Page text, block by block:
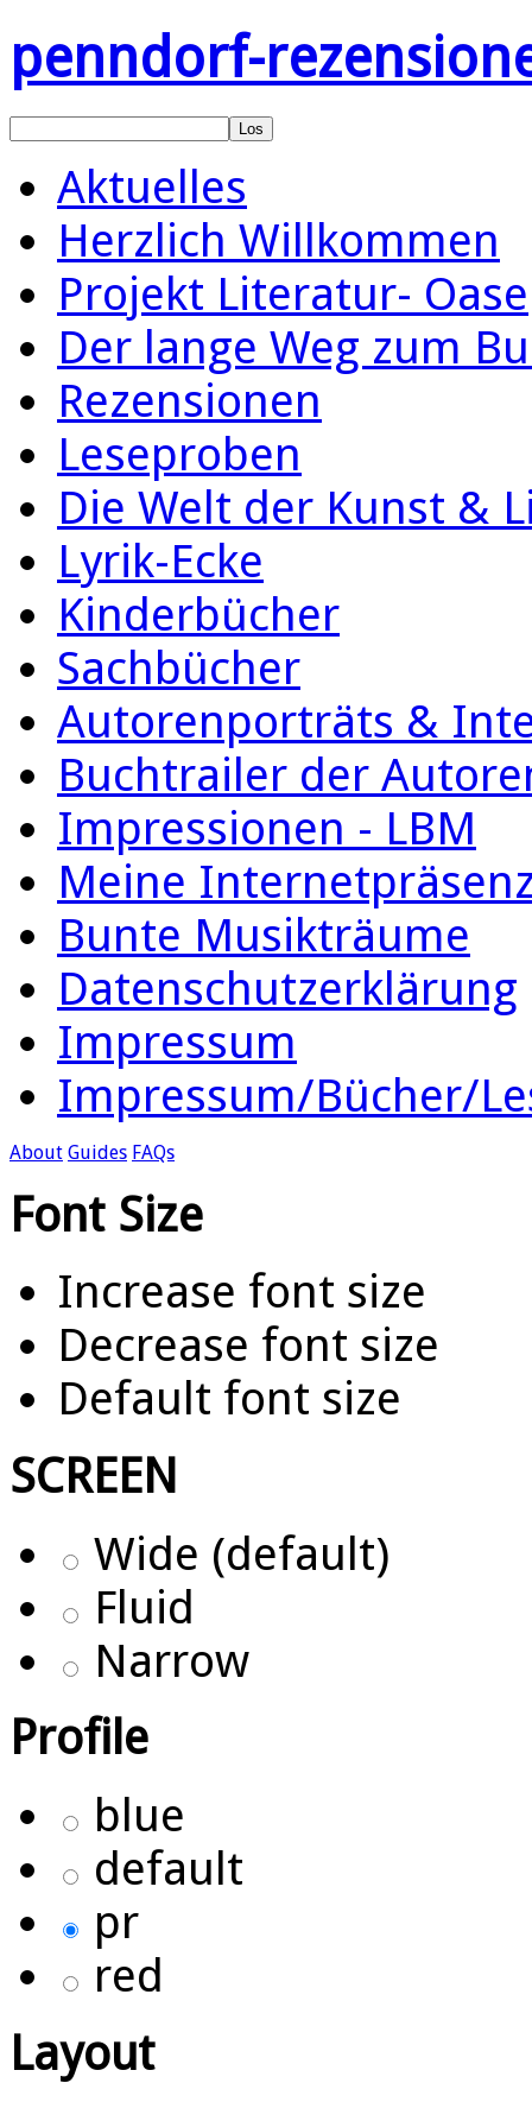
penndorf-
Aktuelles
Herzlich Willkommen
Projekt Literatur- Oase
Der lange Weg zum
Rezensionen
Leseproben
Die Welt der Kunst &
Lyrik-Ecke
Kinderbücher
Sachbücher
Autorenporträts &
Buchtrailer der
Impressionen - LBM
Meine
Bunte Musikträume
Datenschutzerklärung
Impressum
Impressum/Bücher/
About Guides FAQs
Font Size
Increase font size
Decrease font size
Default font size
SCREEN
Wide (default)
Fluid
Narrow
Profile
blue
default
pr
red
Layout